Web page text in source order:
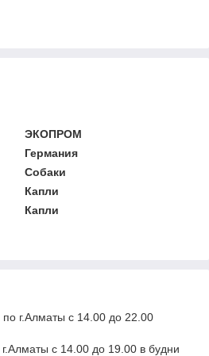
ЭКОПРОМ
Германия
Собаки
Капли
Капли
по г.Алматы с 14.00 до 22.00
с 14.00 до 19.00 в будни